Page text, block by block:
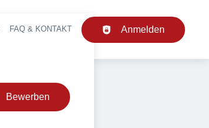
FAQ & KONTAKT Anmelden
Bewerben